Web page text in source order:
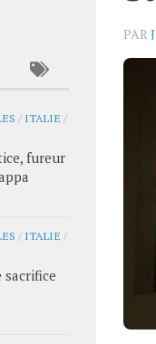
PAR
/ ITALIE /
fureur
/ ITALIE /
sacrifice